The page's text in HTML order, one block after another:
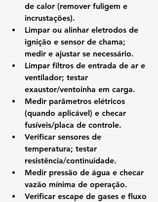
de calor (remover fuligem e
incrustações).
Limpar ou alinhar eletrodos de
ignição e sensor de chama;
medir e ajustar se necessário.
Limpar filtros de entrada de ar e
ventilador; testar
exaustor/ventoinha em carga.
Medir parâmetros elétricos
(quando aplicável) e checar
fusíveis/placa de controle.
Verificar sensores de
temperatura; testar
resistência/continuidade.
Medir pressão de água e checar
vazão mínima de operação.
Verificar escape de gases e fluxo